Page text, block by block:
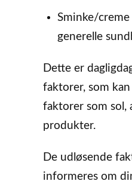
Sminke/
generelle
Dette er
faktorer, som
faktorer som sol,
produkter.
De udløsende
informeres om